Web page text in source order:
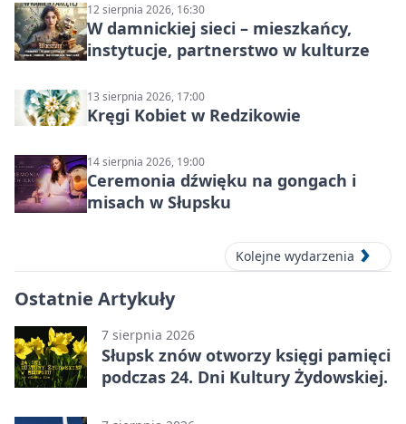
12 sierpnia 2026, 16:30
W damnickiej sieci – mieszkańcy,
instytucje, partnerstwo w kulturze
13 sierpnia 2026, 17:00
Kręgi Kobiet w Redzikowie
14 sierpnia 2026, 19:00
Ceremonia dźwięku na gongach i
misach w Słupsku
Kolejne wydarzenia
Ostatnie Artykuły
7 sierpnia 2026
Słupsk znów otworzy księgi pamięci
podczas 24. Dni Kultury Żydowskiej.